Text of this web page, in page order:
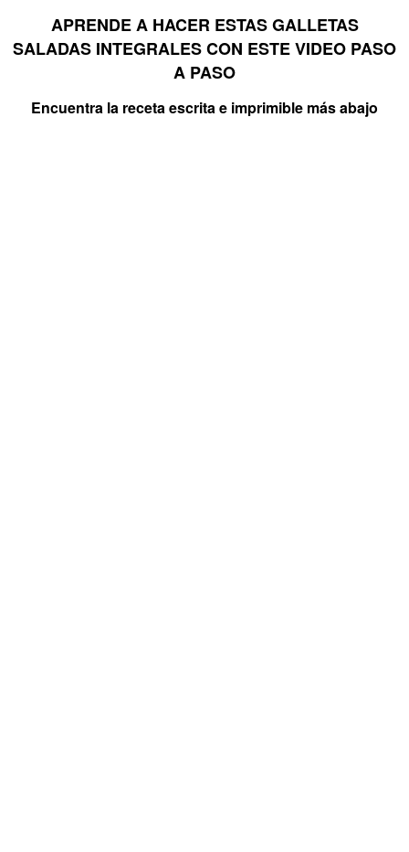
APRENDE A HACER ESTAS GALLETAS
SALADAS INTEGRALES CON ESTE VIDEO PASO
A PASO
Encuentra la receta escrita e imprimible más abajo